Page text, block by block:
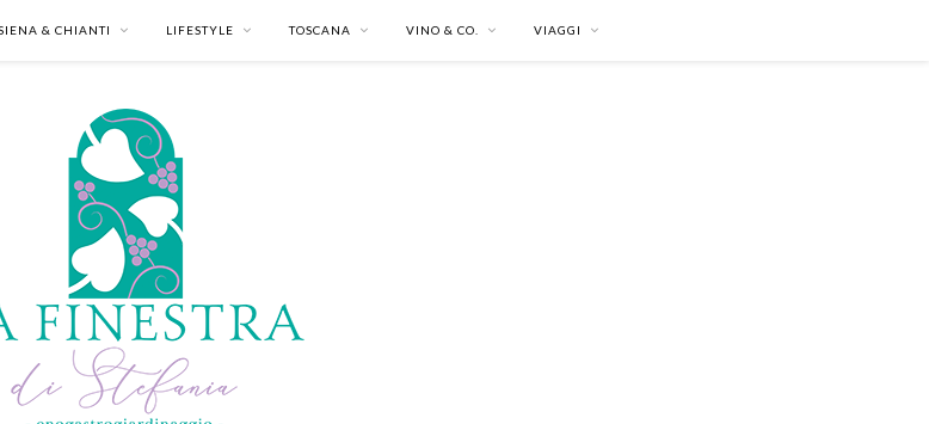
& CHIANTI LIFESTYLE TOSCANA VINO & CO. VIAGGI